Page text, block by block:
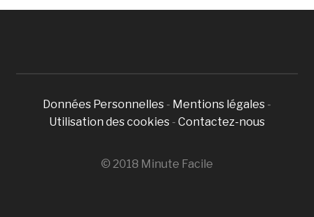
Données Personnelles - Mentions légales -
Utilisation des cookies - Contactez-nous
© 2018 Minute Facile